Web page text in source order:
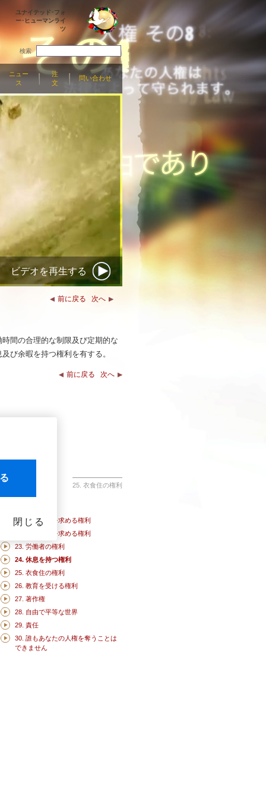
ユナイテッド･フォ
ー･ヒューマンライ
ツ
検索
ニュー
ス
注
文
問い合わせ
ビデオを再生する
前に戻る 次へ
間の合理的な制限及び定期的な
び余暇を持つ権利を有する。
前に戻る 次へ
25. 衣食住の権利
21. 民主政治を求める権利
22. 社会保障を求める権利
23. 労働者の権利
24. 休息を持つ権利
25. 衣食住の権利
26. 教育を受ける権利
27. 著作権
28. 自由で平等な世界
29. 責任
30. 誰もあなたの人権を奪うことは
できません
閉じる